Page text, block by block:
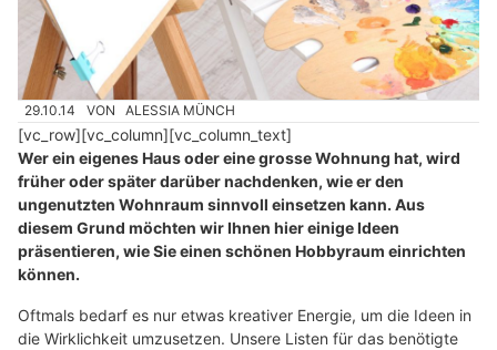
29.10.14 VON ALESSIA MÜNCH
[vc_row][vc_column][vc_column_text]
Wer ein eigenes Haus oder eine grosse Wohnung hat, wird
früher oder später darüber nachdenken, wie er den
ungenutzten Wohnraum sinnvoll einsetzen kann. Aus
diesem Grund möchten wir Ihnen hier einige Ideen
präsentieren, wie Sie einen schönen Hobbyraum einrichten
können.
Oftmals bedarf es nur etwas kreativer Energie, um die Ideen in
die Wirklichkeit umzusetzen. Unsere Listen für das benötigte